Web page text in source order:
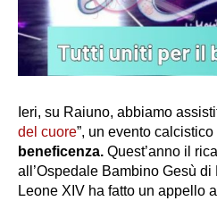
Ieri, su Raiuno, abbiamo
del cuore”, un evento
beneficenza. Quest’anno il
all’Ospedale Bambino Gesù
Leone XIV ha fatto un appello